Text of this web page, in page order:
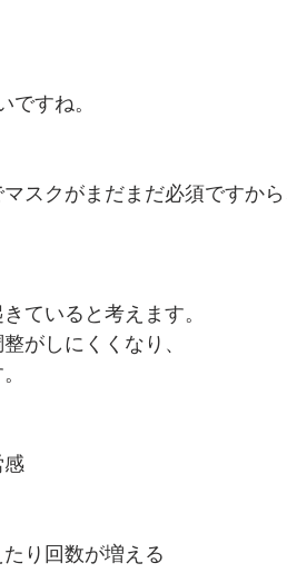
すね。
スクがまだまだ必須ですか
ていると考えます。
がしにくくなり、
り回数が増える